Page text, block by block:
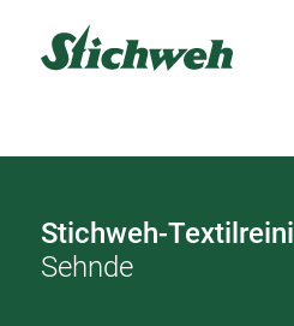
Stichweh-
Sehnde